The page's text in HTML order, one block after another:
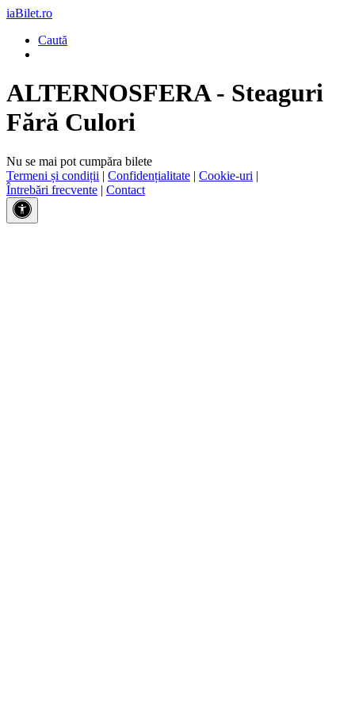
iaBilet.ro
Caută
ALTERNOSFERA - Steaguri
Fără Culori
Nu se mai pot cumpăra bilete
Termeni și condiții | Confidențialitate | Cookie-uri |
Întrebări frecvente | Contact